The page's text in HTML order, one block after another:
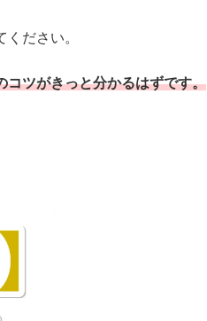
ださい。
コツがきっと分かるはずです。